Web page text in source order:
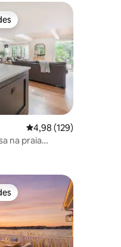
avaliações
dos hóspedes
4,98 de uma avaliação
4,98 (129)
na praia
dos hóspedes